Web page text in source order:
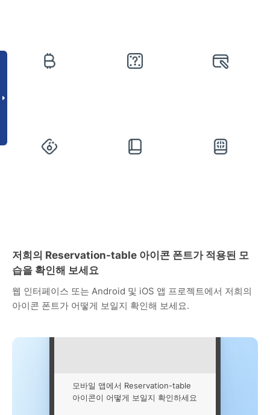
저희의 Reservation-table 아이콘 폰트가 적용된 모
습을 확인해 보세요
웹 인터페이스 또는 Android 및 iOS 앱 프로젝트에서 저희의
아이콘 폰트가 어떻게 보일지 확인해 보세요.
모바일 앱에서 Reservation-table
아이콘이 어떻게 보일지 확인하세요